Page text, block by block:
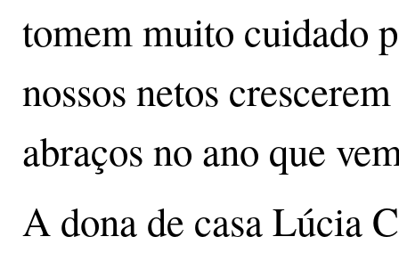
tomem muito cuidado
nossos netos
abraços no ano que
A dona de casa Lúcia